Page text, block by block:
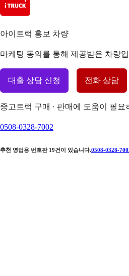
아이트럭 홍보 차량
마케팅 동의를 통해 제공받은 차량
대출 상담 신청 전화 상담
중고트럭 구매 · 판매에 도움이 필요
0508-0328-7002
추천 영업용 번호판 19건이 있습니다.0508-0328-